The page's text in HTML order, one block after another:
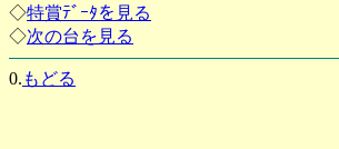
◇特賞ﾃﾞｰﾀを見る
◇次の台を見る
0. もどる